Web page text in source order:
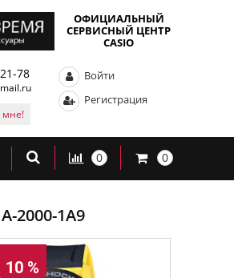
ОФИЦИАЛЬНЫЙ
СЕРВИСНЫЙ ЦЕНТР
CASIO
78
мне!
Войти
Регистрация
0 0
2000-1A9
10 %